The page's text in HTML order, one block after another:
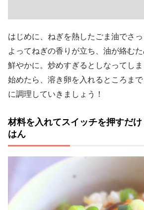
はじめに、ねぎを熱したごま油でさ
よってねぎの香りが立ち、油が絡む
鮮やかに。炒めすぎるとしなってし
始めたら、溶き卵を入れるところま
に調理していきましょう！
材料を入れてスイッチを押すだ
はん